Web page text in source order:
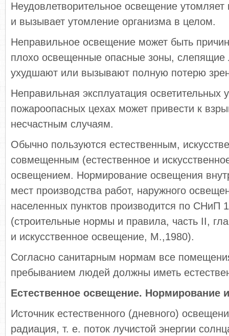
Неудовлетворительное освещение утомляет
и вызывает утомление организма в целом.
Неправильное освещение может быть
плохо освещенные опасные зоны, слепящие
ухудшают или вызывают полную потерю
Неправильная эксплуатация осветительных
пожароопасных цехах может привести к
несчастным случаям.
Обычно пользуются естественным,
совмещенным (естественное и
освещением. Нормирование освещения
мест производства работ, наружного
населенных пунктов производится по СНиП
(строительные нормы и правила, часть II,
и искусственное освещение, М.,1980).
Согласно санитарным нормам все
пребыванием людей должны иметь
Естественное освещение. Нормирование
Источник естественного (дневного)
радиация, т. е. поток лучистой энергии